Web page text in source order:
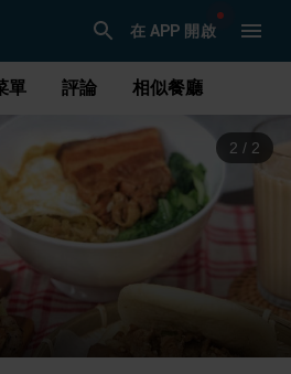
在 APP 開啟
單 評論 相似餐廳
1 / 2